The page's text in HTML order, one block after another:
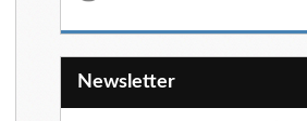
Newsletter